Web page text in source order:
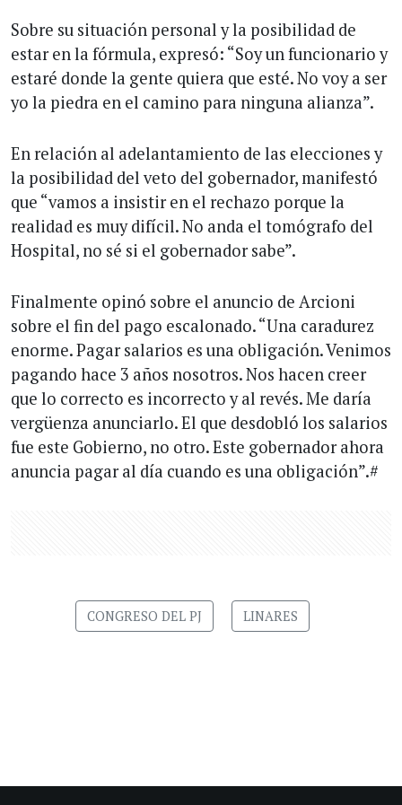
Sobre su situación personal y la posibilidad de
estar en la fórmula, expresó: “Soy un funcionario y
estaré donde la gente quiera que esté. No voy a ser
yo la piedra en el camino para ninguna alianza”.
En relación al adelantamiento de las elecciones y
la posibilidad del veto del gobernador, manifestó
que “vamos a insistir en el rechazo porque la
realidad es muy difícil. No anda el tomógrafo del
Hospital, no sé si el gobernador sabe”.
Finalmente opinó sobre el anuncio de Arcioni
sobre el fin del pago escalonado. “Una caradurez
enorme. Pagar salarios es una obligación. Venimos
pagando hace 3 años nosotros. Nos hacen creer
que lo correcto es incorrecto y al revés. Me daría
vergüenza anunciarlo. El que desdobló los salarios
fue este Gobierno, no otro. Este gobernador ahora
anuncia pagar al día cuando es una obligación”.#
CONGRESO DEL PJ LINARES